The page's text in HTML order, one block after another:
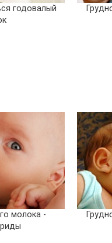
годовалый
молока -